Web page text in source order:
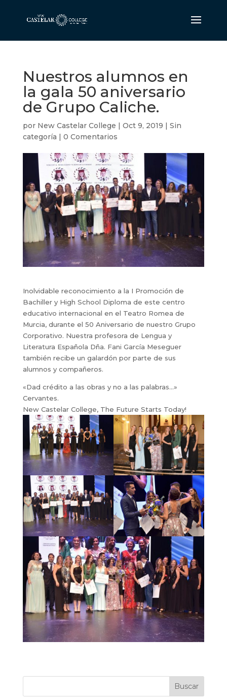
Nuestros alumnos en
la gala 50 aniversario
de Grupo Caliche.
por New Castelar College | Oct 9, 2019 | Sin
categoría | 0 Comentarios
Inolvidable reconocimiento a la I Promoción de
Bachiller y High School Diploma de este centro
educativo internacional en el Teatro Romea de
Murcia, durante el 50 Aniversario de nuestro Grupo
Corporativo. Nuestra profesora de Lengua y
Literatura Española Dña. Fani García Meseguer
también recibe un galardón por parte de sus
alumnos y compañeros.
«Dad crédito a las obras y no a las palabras…»
Cervantes.
New Castelar College, The Future Starts Today!
Buscar